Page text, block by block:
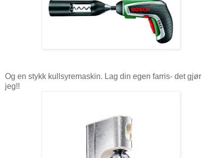
Og en stykk kullsyremaskin. Lag din egen farris- det gjør
jeg!!